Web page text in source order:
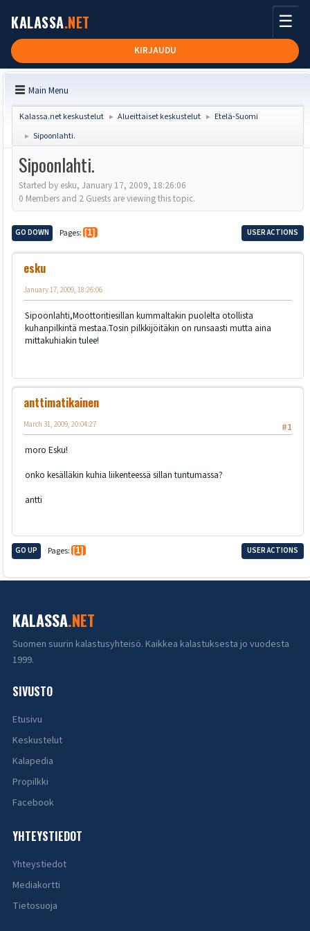
KALASSA.NET
KIRJAUDU
☰
Main Menu
Kalassa.net keskustelut ► Alueittaiset keskustelut ► Etelä-Suomi
► Sipoonlahti.
Sipoonlahti.
Started by esku, January 17, 2009, 18:26:06
0 Members and 2 Guests are viewing this topic.
GO DOWN Pages 1 USER ACTIONS
esku
January 17, 2009, 18:26:06
Sipoonlahti,Moottoritiesillan kummaltakin puolelta otollista
kuhanpilkintä mestaa.Tosin pilkkijöitäkin on runsaasti mutta aina
mittakuhiakin tulee!
anttimatikainen
#1
March 31, 2009, 20:04:27
moro Esku!
onko kesälläkin kuhia liikenteessä sillan tuntumassa?
antti
GO UP Pages 1 USER ACTIONS
KALASSA.NET
Suomen suurin kalastusyhteisö. Kaikkea kalastuksesta jo vuodesta
1999.
SIVUSTO
Etusivu
Keskustelut
Kalapedia
Propilkki
Facebook
YHTEYSTIEDOT
Yhteystiedot
Mediakortti
Tietosuoja